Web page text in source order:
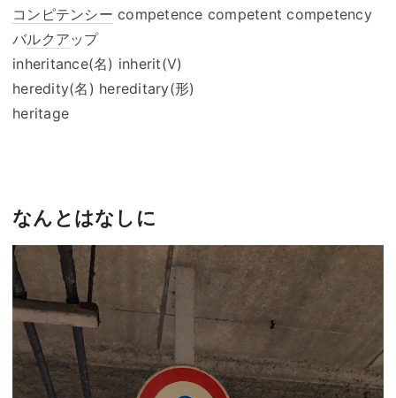
コンピテンシー competence competent competency
バルクアップ
inheritance(名) inherit(V)
heredity(名) hereditary(形)
heritage
なんとはなしに